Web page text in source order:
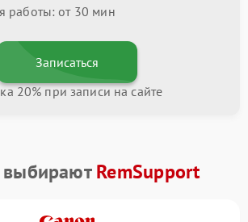
работы: от 30 мин
Записаться
20% при записи на сайте
RemSupport